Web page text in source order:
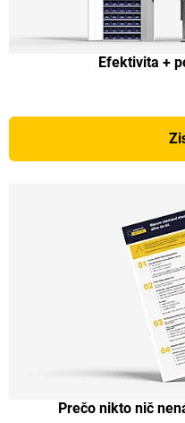
Efektivita +
Prečo nikto nič